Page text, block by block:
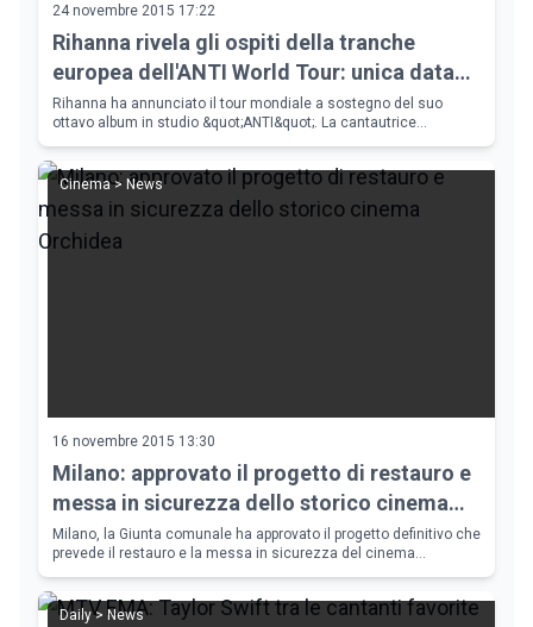
24 novembre 2015 17:22
Rihanna rivela gli ospiti della tranche
europea dell'ANTI World Tour: unica data
italiana a Milano
Rihanna ha annunciato il tour mondiale a sostegno del suo
ottavo album in studio &quot;ANTI&quot;. La cantautrice
il 13 luglio 201
Cinema > News
16 novembre 2015 13:30
Milano: approvato il progetto di restauro e
messa in sicurezza dello storico cinema
Orchidea
Milano, la Giunta comunale ha approvato il progetto definitivo che
prevede il restauro e la messa in sicurezza del cinema
mila euro.
Daily > News